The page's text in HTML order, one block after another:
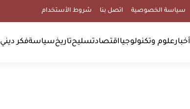
سياسة الخصوصية اتصل بنا شروط الأستخدام
أخبارعلوم وتكنولوجيااقتصادتسليحتاريخسياسةفكر ديني